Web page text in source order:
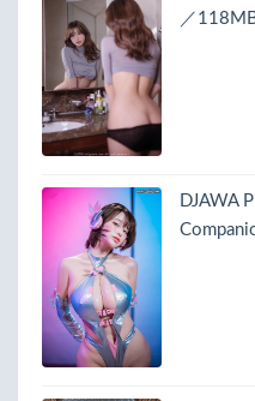
／
DJAWA